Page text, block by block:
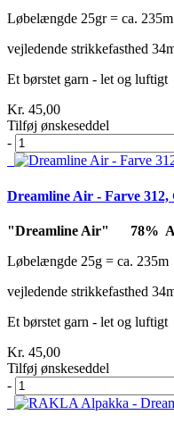
Løbelængde 25gr = ca. 235m
vejledende strikkefasthed
Et børstet garn - let og luftigt
Kr. 45,00
Tilføj ønskeseddel
-
Dreamline Air - Farve 312,
"Dreamline Air" 78%
Løbelængde 25g = ca. 235m
vejledende strikkefasthed
Et børstet garn - let og luftigt
Kr. 45,00
Tilføj ønskeseddel
-